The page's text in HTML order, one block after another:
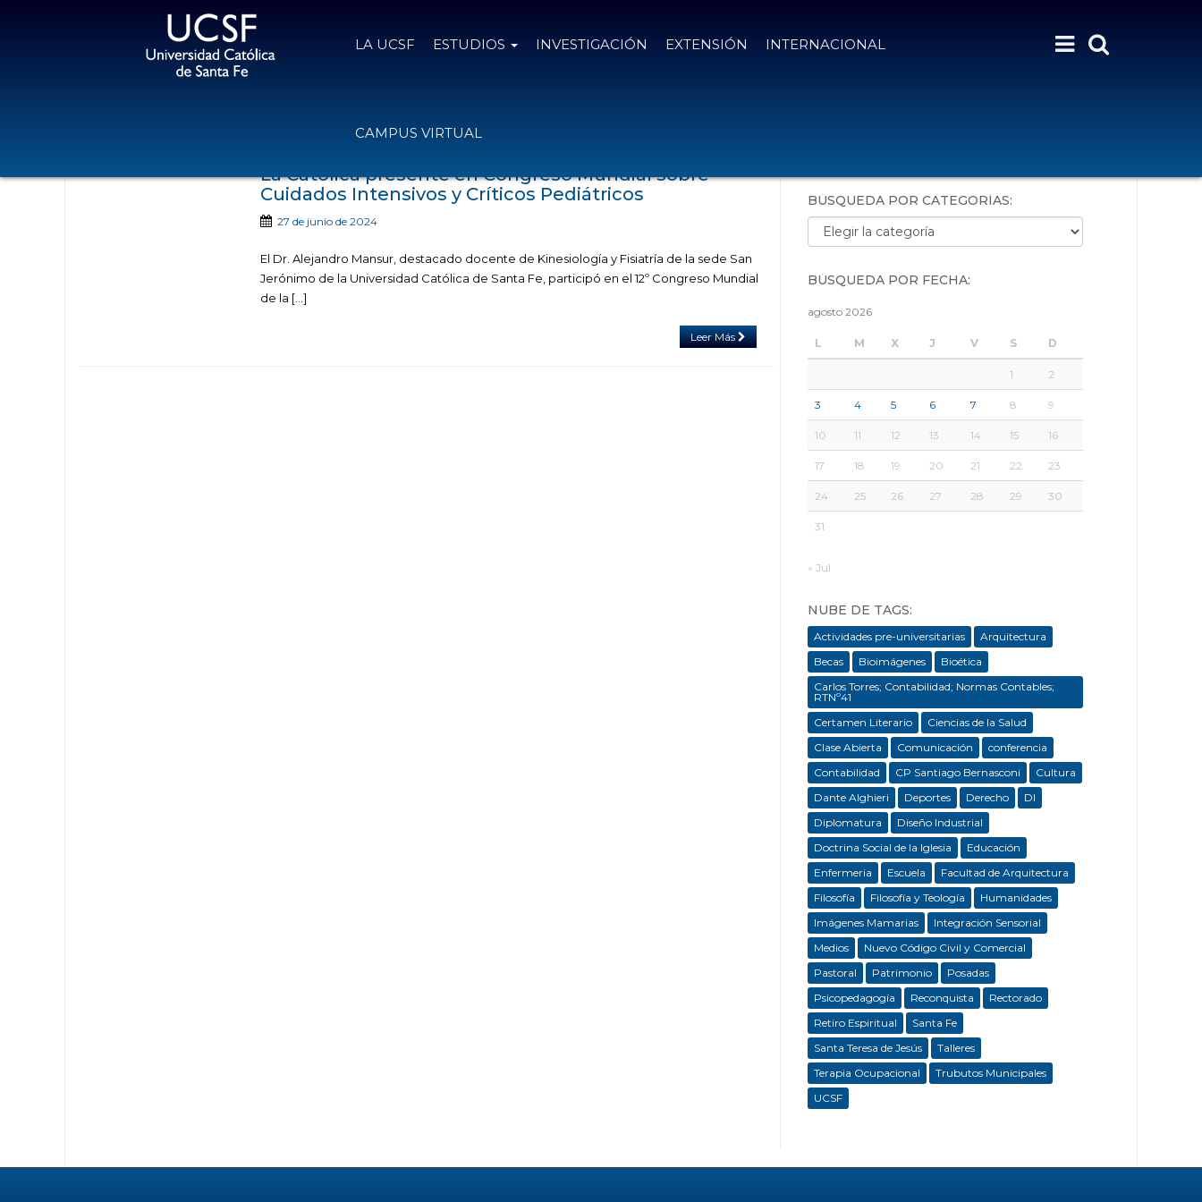
LA UCSF ESTUDIOS INVESTIGACIÓN EXTENSIÓN INTERNACIONAL
CAMPUS VIRTUAL
La Católica presente en Congreso Mundial sobre
Cuidados Intensivos y Críticos Pediátricos
27 de junio de 2024
El Dr. Alejandro Mansur, destacado docente de Kinesiología y Fisiatría de la sede San
Jerónimo de la Universidad Católica de Santa Fe, participó en el 12º Congreso Mundial
de la […]
Leer Más
BÚSQUEDA POR CATEGORÍAS:
Búsqueda por categorías:
BÚSQUEDA POR FECHA:
agosto 2026
L M X J V S D
1 2
3 4 5 6 7 8 9
10 11 12 13 14 15 16
17 18 19 20 21 22 23
24 25 26 27 28 29 30
31
« Jul
NUBE DE TAGS:
Actividades pre-universitarias
Arquitectura
Becas
Bioimágenes
Bioética
Carlos Torres; Contabilidad; Normas Contables;
RTNº41
Certamen Literario
Ciencias de la Salud
Clase Abierta
Comunicación
conferencia
Contabilidad
CP Santiago Bernasconi
Cultura
Dante Alghieri
Deportes Derecho
DI
Diplomatura
Diseño Industrial
Doctrina Social de la Iglesia
Educación
Enfermeria
Escuela
Facultad de Arquitectura
Filosofía
Filosofía y Teología
Humanidades
Imágenes Mamarias
Integración Sensorial
Medios
Nuevo Código Civil y Comercial
Pastoral
Patrimonio
Posadas
Psicopedagogía
Reconquista
Rectorado
Retiro Espiritual
Santa Fe
Santa Teresa de Jesús
Talleres
Terapia Ocupacional
Trubutos Municipales
UCSF